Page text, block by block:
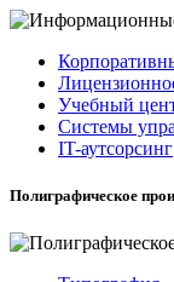
Учебный
Системы
IT-аутсорсинг
Полиграфическое